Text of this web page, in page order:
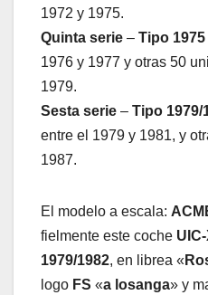
1972 y 1975.
Quinta serie – Tipo 1975
1976 y 1977 y otras 50
1979.
Sesta serie – Tipo 1979/
entre el 1979 y 1981, y
1987.
El modelo a escala:
fielmente este coche
1979/1982, en librea «
logo FS «a losanga» y